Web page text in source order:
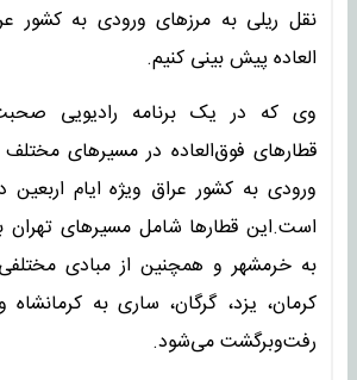
نقل ریلی به مرزهای ورودی به کشور
العاده پیش بینی کنیم.
وی که در یک برنامه رادیویی
قطارهای فوق‌العاده در مسیرهای
ورودی به کشور عراق ویژه ایام
است.این قطارها شامل مسیرهای تهران
به خرمشهر و همچنین از مبادی
کرمان، یزد، گرگان، ساری به
رفت‌وبرگشت می‌شود.